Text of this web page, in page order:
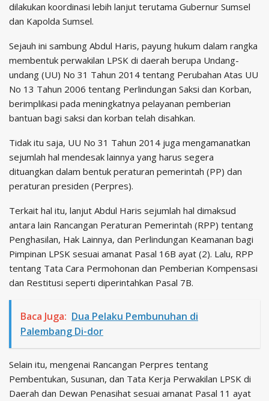
dilakukan koordinasi lebih lanjut terutama Gubernur Sumsel
dan Kapolda Sumsel.
Sejauh ini sambung Abdul Haris, payung hukum dalam rangka
membentuk perwakilan LPSK di daerah berupa Undang-
undang (UU) No 31 Tahun 2014 tentang Perubahan Atas UU
No 13 Tahun 2006 tentang Perlindungan Saksi dan Korban,
berimplikasi pada meningkatnya pelayanan pemberian
bantuan bagi saksi dan korban telah disahkan.
Tidak itu saja, UU No 31 Tahun 2014 juga mengamanatkan
sejumlah hal mendesak lainnya yang harus segera
dituangkan dalam bentuk peraturan pemerintah (PP) dan
peraturan presiden (Perpres).
Terkait hal itu, lanjut Abdul Haris sejumlah hal dimaksud
antara lain Rancangan Peraturan Pemerintah (RPP) tentang
Penghasilan, Hak Lainnya, dan Perlindungan Keamanan bagi
Pimpinan LPSK sesuai amanat Pasal 16B ayat (2). Lalu, RPP
tentang Tata Cara Permohonan dan Pemberian Kompensasi
dan Restitusi seperti diperintahkan Pasal 7B.
Baca Juga: Dua Pelaku Pembunuhan di
Palembang Di-dor
Selain itu, mengenai Rancangan Perpres tentang
Pembentukan, Susunan, dan Tata Kerja Perwakilan LPSK di
Daerah dan Dewan Penasihat sesuai amanat Pasal 11 ayat